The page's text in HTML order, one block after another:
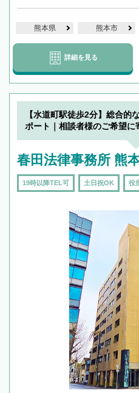
熊本県 熊本市
詳細を見る
【水道町駅徒歩2分】総合的
ポート｜相談者様のご希望に
春田法律事務所 熊
19時以降TEL可 土日祝OK 役